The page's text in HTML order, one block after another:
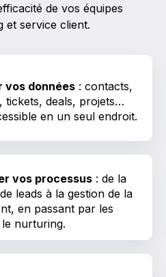
de vos équipes
et service client.
vos données: contacts,
tickets, deals, projets…
en un seul endroit.
vos processus: de la
leads à la gestion de la
en passant par les
nurturing.